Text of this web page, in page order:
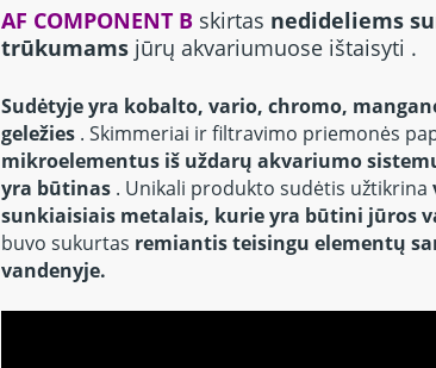
AF COMPONENT B skirtas nedideliems
trūkumams jūrų akvariumuose ištaisyti .
Sudėtyje yra kobalto, vario, chromo,
geležies . Skimmeriai ir filtravimo priemonės
mikroelementus iš uždarų akvariumo
yra būtinas . Unikali produkto sudėtis užtikrina
sunkiaisiais metalais, kurie yra būtini jūros
buvo sukurtas remiantis teisingu elementų
vandenyje.